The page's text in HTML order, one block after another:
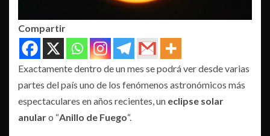
Compartir
Exactamente dentro de un mes se podrá ver desde varias
partes del país uno de los fenómenos astronómicos más
espectaculares en años recientes, un eclipse solar
anularo “Anillo de Fuego“.